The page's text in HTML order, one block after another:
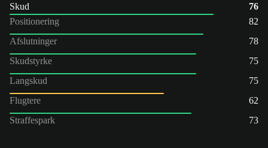
Skud
76
Positionering
82
Afslutninger
78
Skudstyrke
75
Langskud
75
Flugtere
62
Straffespark
73